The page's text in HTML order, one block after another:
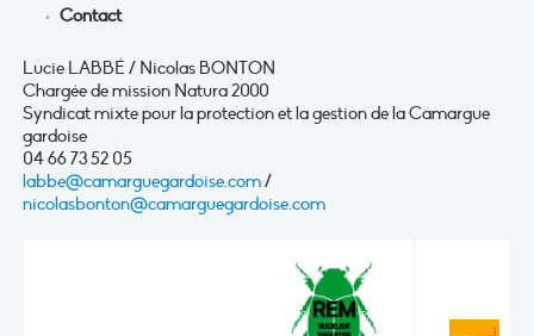
Contact
Lucie LABBÉ / Nicolas BONTON
Chargée de mission Natura 2000
Syndicat mixte pour la protection et la gestion de la Camargue
gardoise
04 66 73 52 05
labbe@camarguegardoise.com/
nicolasbonton@camarguegardoise.com